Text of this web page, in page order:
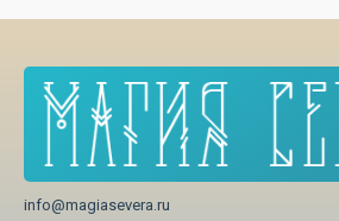
info@magiasevera.ru